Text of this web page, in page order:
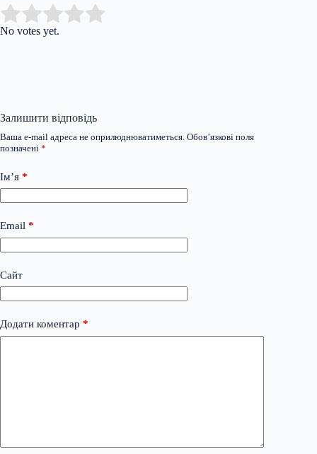
Rate this item:
No votes yet.
Залишити відповідь
Ваша e-mail адреса не оприлюднюватиметься. Обов’язкові поля
позначені *
Ім’я *
Email *
Сайт
Додати коментар *